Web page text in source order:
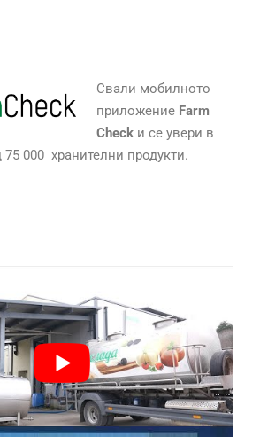
Свали мобилното
приложение Farm
Checkи се увери в
000 хранителни продукти.